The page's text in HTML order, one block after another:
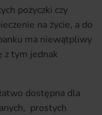
pożyczki czy
na życie, a do
ma niewątpliwy
z tym jednak
dostępna dla
prostych